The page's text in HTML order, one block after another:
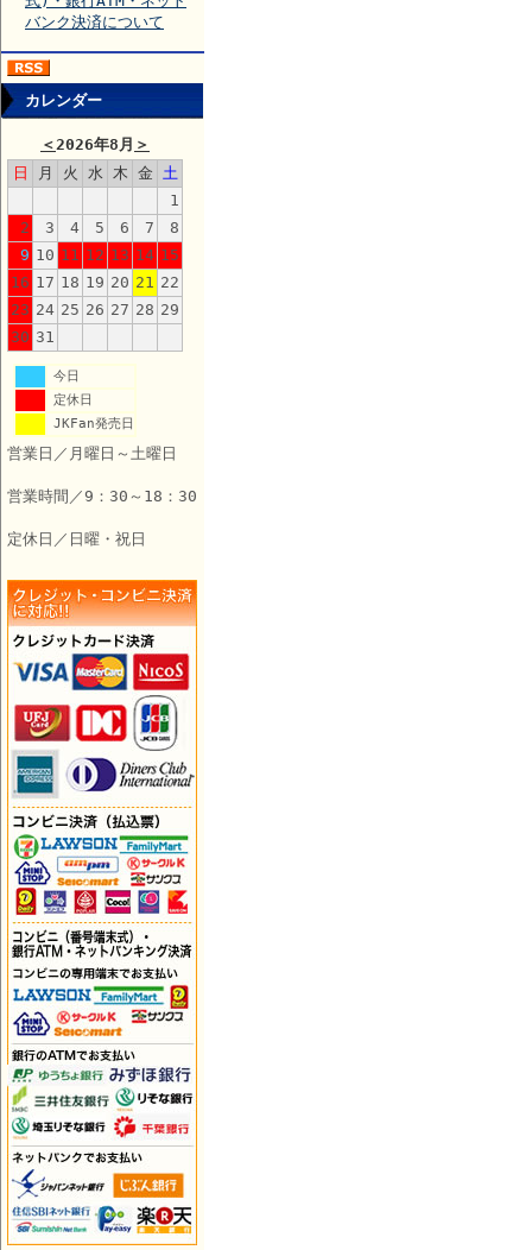
バンク決済について
カレンダー
＜ 2026年8月 ＞
日
月 火 水 木 金
土
1
2
3 4 5 6 7
8
9 10 11 12 13 14 15
16 17 18 19 20 21 22
23 24 25 26 27 28 29
30 31
今日
定休日
JKFan発売日
営業日／月曜日～土曜日
営業時間／9：30～18：30
定休日／日曜・祝日